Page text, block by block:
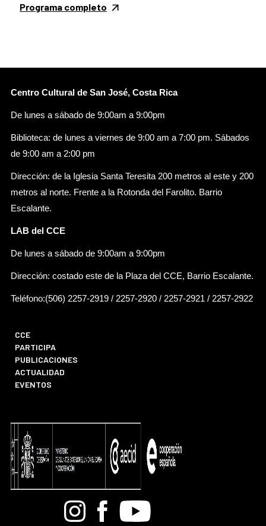
Programa completo
Centro Cultural de San José, Costa Rica
De lunes a sábado de 9:00am a 9:00pm
Biblioteca: de lunes a viernes de 9:00 am a 7:00 pm. Sábados
de 9:00 am a 2:00 pm
Dirección: de la Iglesia Santa Teresita 200 metros al este y 200
metros al norte. Frente a la Rotonda del Farolito. Barrio
Escalante.
LAB del CCE
De lunes a sábado de 9:00am a 9:00pm
Dirección: costado este de la Plaza del CCE, Barrio Escalante.
Teléfono:(506) 2257-2919 / 2257-2920 / 2257-2921 / 2257-2922
CCE
PARTICIPA
PUBLICACIONES
ACTUALIDAD
EVENTOS
BandcampInstagramFacebook
Youtube